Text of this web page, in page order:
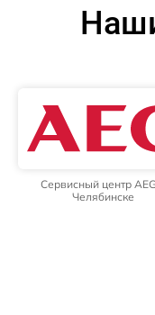
Сервисный центр
Челябинске